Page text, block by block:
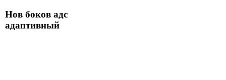
Нов боков адс
адаптивный